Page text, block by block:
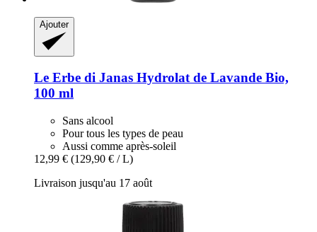
Ajouter
Le Erbe di Janas Hydrolat de Lavande Bio,
100 ml
Sans alcool
Pour tous les types de peau
Aussi comme après-soleil
12,99 € (129,90 € / L)
Livraison jusqu'au 17 août